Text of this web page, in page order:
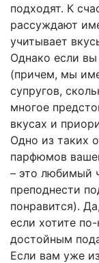
подходят. К
рассуждают
учитывает
Однако если
(причем, мы
супругов,
многое
вкусах и
Одно из таких
парфюмов
– это любимый
преподнести
понравится).
если хотите
достойным
Если вам уже